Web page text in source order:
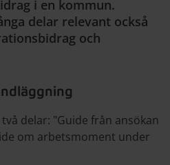
i en kommun.
delar relevant också
och
delar: "Guide från ansökan
om arbetsmoment under